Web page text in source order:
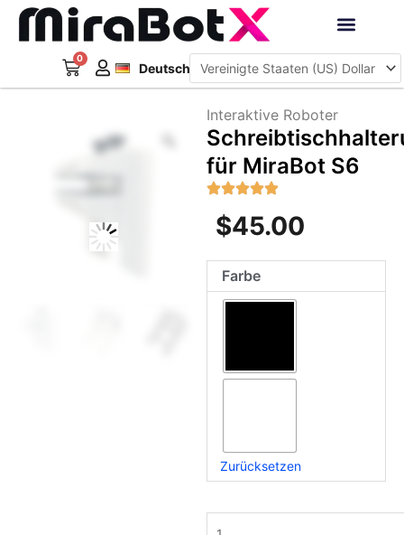
Zum
0
WarenkorbDeutsch
Français
日本語
Zoom
Interaktive Roboter
für MiraBot S6
$45.00
Farbe
Zurücksetzen
Schreibtischhalterung
für